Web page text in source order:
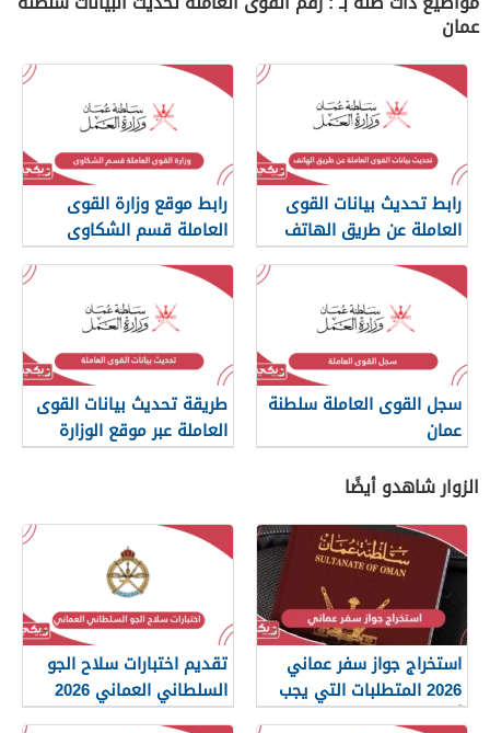
عمان
رابط تحديث بيانات القوى
العاملة عن طريق الهاتف
والرسائل
رابط موقع وزارة القوى
العاملة قسم الشكاوى
سجل القوى العاملة سلطنة
عمان
طريقة تحديث بيانات القوى
العاملة عبر موقع الوزارة
الزوار شاهدو أيضًا
استخراج جواز سفر عماني
2026 المتطلبات التي يجب
أن تعرفها
تقديم اختبارات سلاح الجو
السلطاني العماني 2026